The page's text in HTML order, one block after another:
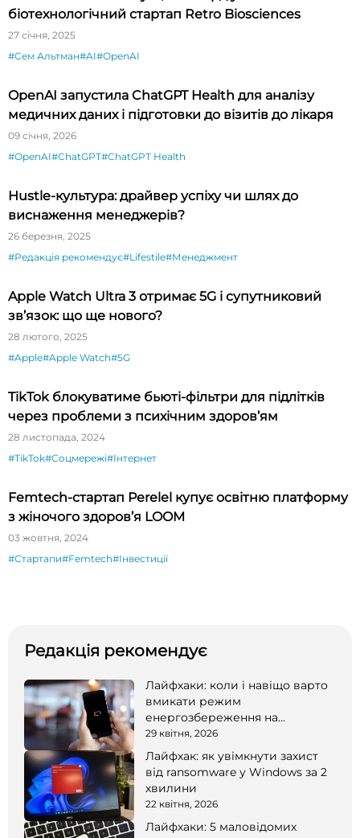
біотехнологічний стартап Retro Biosciences
27 січня, 2025
#Сем Альтман#AI#OpenAI
OpenAI запустила ChatGPT Health для аналізу
медичних даних і підготовки до візитів до лікаря
09 січня, 2026
#OpenAI#ChatGPT#ChatGPT Health
Hustle-культура: драйвер успіху чи шлях до
виснаження менеджерів?
26 березня, 2025
#Редакція рекомендує#Lifestile#Менеджмент
Apple Watch Ultra 3 отримає 5G і супутниковий
зв’язок: що ще нового?
28 лютого, 2025
#Apple#Apple Watch#5G
TikTok блокуватиме бьюті-фільтри для підлітків
через проблеми з психічним здоров’ям
28 листопада, 2024
#TikTok#Соцмережі#Інтернет
Femtech-стартап Perelel купує освітню платформу
з жіночого здоров’я LOOM
03 жовтня, 2024
#Стартапи#Femtech#Інвестиції
Редакція рекомендує
Лайфхаки: коли і навіщо варто
вмикати режим
енергозбереження на
смартфоні
29 квітня, 2026
Лайфхак: як увімкнути захист
від ransomware у Windows за 2
хвилини
22 квітня, 2026
Лайфхаки: 5 маловідомих